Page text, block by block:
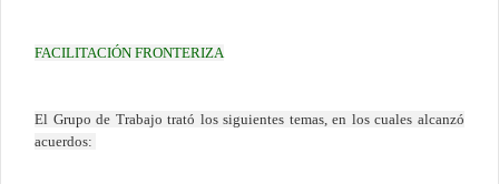
FACILITACIÓN FRONTERIZA
El Grupo de Trabajo trató los siguientes temas, en los cuales alcanzó
acuerdos: